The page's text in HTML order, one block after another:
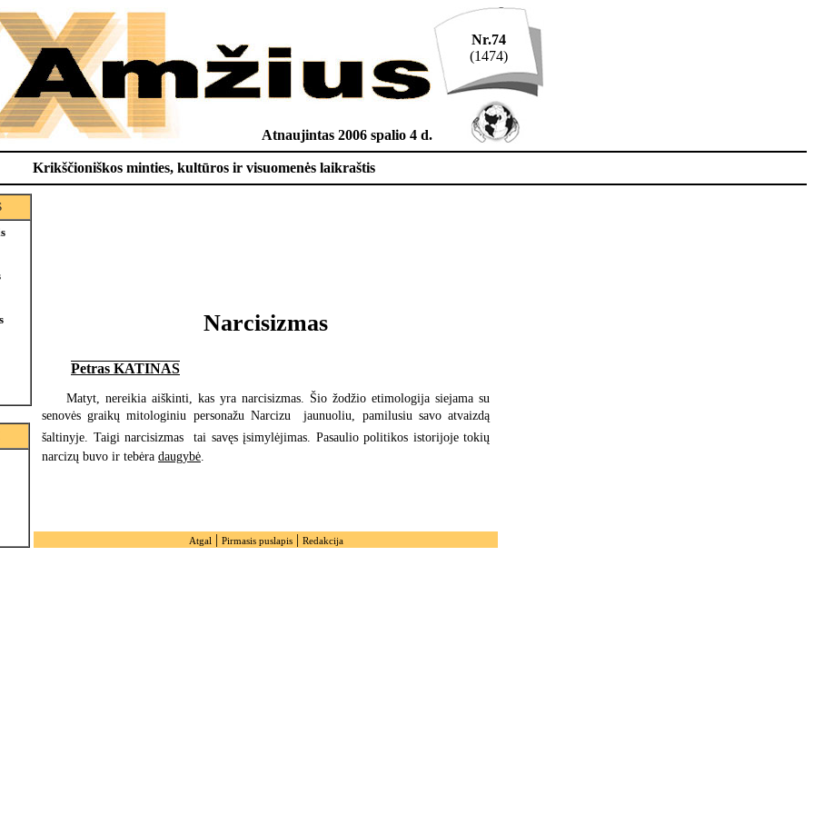
Atnaujintas 2006 spalio 4 d.
Nr.74
(1474)
Krikščioniškos minties, kultūros ir visuomenės laikraštis
Narcisizmas
Petras KATINAS
Matyt, nereikia aiškinti, kas yra narcisizmas. Šio žodžio etimologija siejama su
senovės graikų mitologiniu personažu Narcizu  jaunuoliu, pamilusiu savo atvaizdą
šaltinyje. Taigi narcisizmas  tai savęs įsimylėjimas. Pasaulio politikos istorijoje tokių
narcizų buvo ir tebėra daugybė
Atgal | Pirmasis puslapis| Redakcija